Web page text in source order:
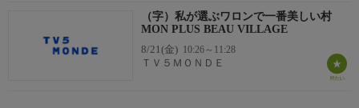
（字）私が選ぶワロンで一番美しい村
MON PLUS BEAU VILLAGE
8/21(金) 10:26～11:28
ＴＶ５ＭＯＮＤＥ